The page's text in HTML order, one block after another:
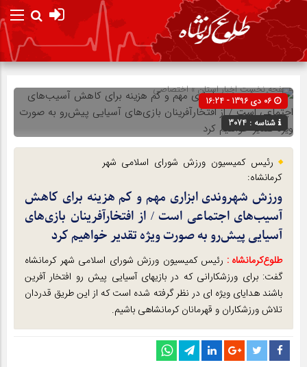
صفحه نخستاخبار استان»اختصاصی
شناسه : 3074
رئیس کمیسیون ورزش شورای اسلامی شهر
کرمانشاه:
ورزش شهروندی ابزاری مهم و کم هزینه برای کاهش
آسیب‌های اجتماعی است / از افتخارآفرینان بازی‌های
آسیایی پیش‌رو به صورت ویژه تقدیر خواهیم کرد
طلوع‌‌کرمانشاه : رئیس کمیسیون ورزش شورای اسلامی شهر کرمانشاه
گفت: برای ورزشکارانی که در بازیهای آسیایی پیش رو افتخار آفرین
باشند هدایای ویژه ای در نظر گرفته شده است که از این طریق قدردان
تلاش ورزشکاران و قهرمانان کرمانشاهی باشیم.